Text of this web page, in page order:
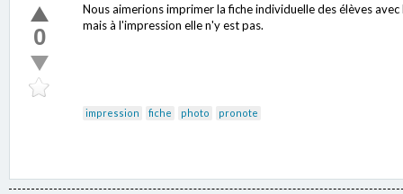
0
Nous aimerions imprimer la fiche individuelle des élèves
mais à l'impression elle n'y est pas.
impression fiche photo pronote